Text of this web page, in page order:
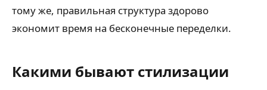
тому же, правильная структура здорово
экономит время на бесконечные переделки.
Какими бывают стилизации